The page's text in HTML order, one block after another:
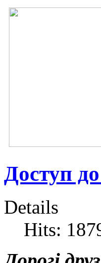
Доступ
Details
Hits: